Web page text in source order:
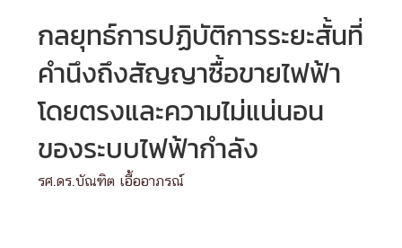
กลยุทธ์การปฏิบัติการระยะสั้นที่
คำนึงถึงสัญญาซื้อขายไฟฟ้า
โดยตรงและความไม่แน่นอน
ของระบบไฟฟ้ากำลัง
รศ.ดร.บัณฑิต เอื้ออาภรณ์